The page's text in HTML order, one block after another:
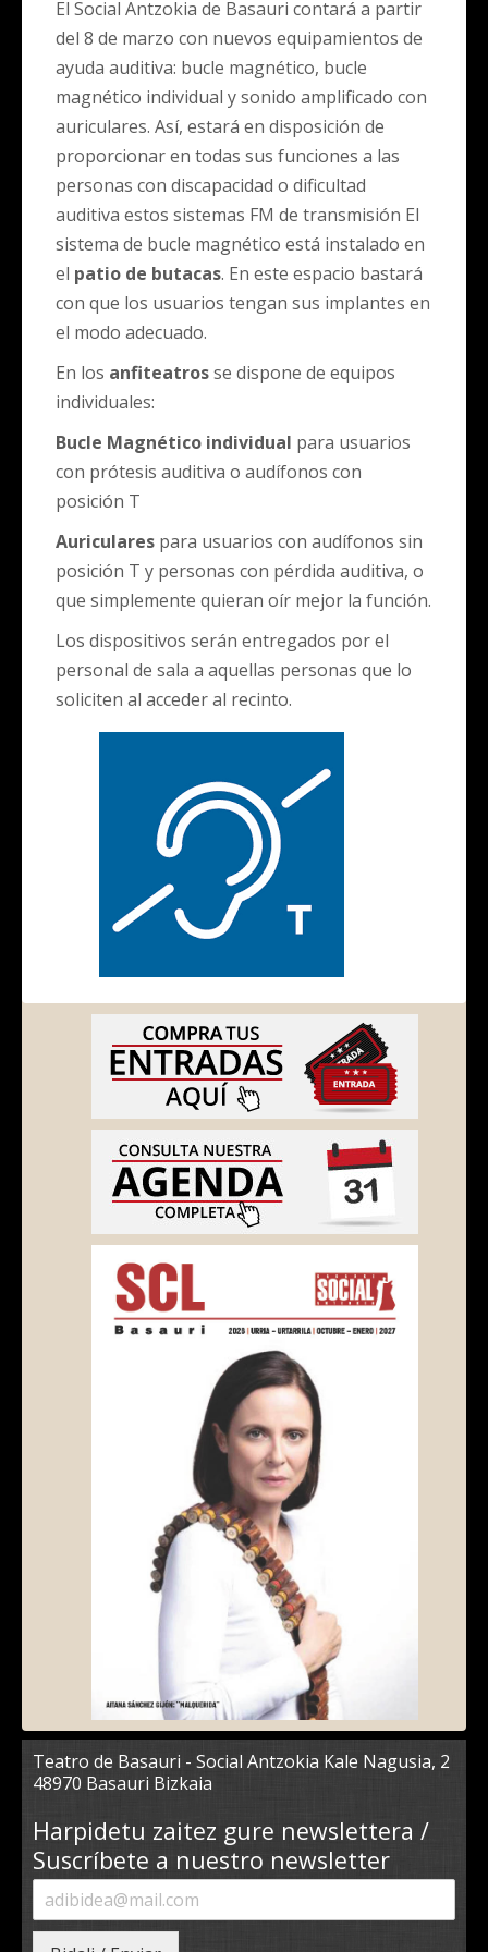
El Social Antzokia de Basauri contará a partir
del 8 de marzo con nuevos equipamientos de
ayuda auditiva: bucle magnético, bucle
magnético individual y sonido amplificado con
auriculares. Así, estará en disposición de
proporcionar en todas sus funciones a las
personas con discapacidad o dificultad
auditiva estos sistemas FM de transmisión El
sistema de bucle magnético está instalado en
el patio de butacas. En este espacio bastará
con que los usuarios tengan sus implantes en
el modo adecuado.
En los anfiteatrosse dispone de equipos
individuales:
Bucle Magnético individual para usuarios
con prótesis auditiva o audífonos con
posición T
Auriculares para usuarios con audífonos sin
posición T y personas con pérdida auditiva, o
que simplemente quieran oír mejor la función.
Los dispositivos serán entregados por el
personal de sala a aquellas personas que lo
soliciten al acceder al recinto.
Teatro de Basauri - Social Antzokia Kale Nagusia, 2
48970 Basauri Bizkaia
Harpidetu zaitez gure newslettera /
Suscríbete a nuestro newsletter